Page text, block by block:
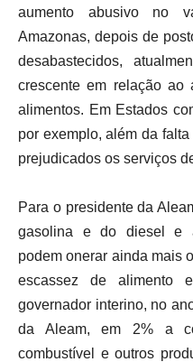
aumento abusivo no
Amazonas, depois de
desabastecidos,
crescente em relação ao
alimentos. Em Estados
por exemplo, além da
prejudicados os serviços
Para o presidente da
gasolina e do diesel e
podem onerar ainda mais
escassez de alimento
governador interino, no
da Aleam, em 2% a
combustível e outros